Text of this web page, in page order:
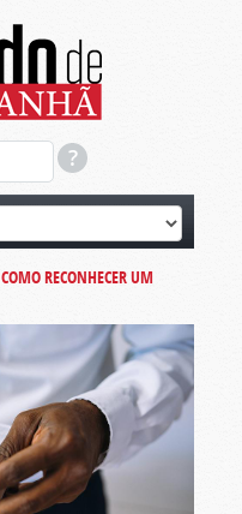
COMO RECONHECER UM